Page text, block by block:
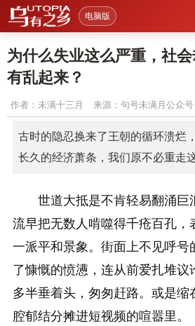
电脑版
为什么失业这么严重，社
有乱起来？
作者： 未满十三月 来源：句号未满月公众号
古时的隐忍换来了王朝的循环溃烂
长久的经济萧条，我们原不必重走
世道大抵是不肯轻易翻涌巨
流早把无数人啃噬得千疮百孔，
一派平和景象。街面上不见呼号
了慷慨的愤懑，连从前爱扎堆议
多半垂着头，匆匆赶路。或是缩
腔郁结分摊进短视频的喧嚣里。